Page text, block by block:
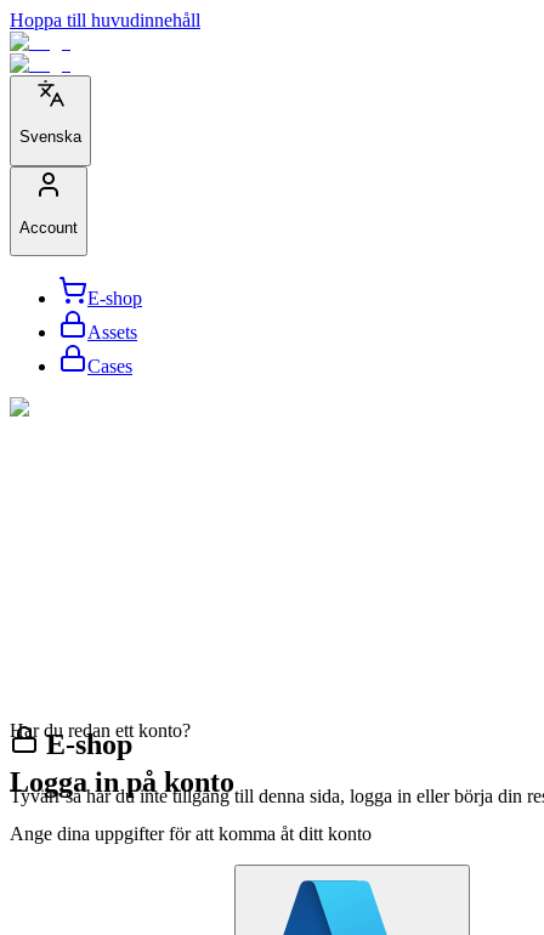
Hoppa till huvudinnehåll
Svenska
Account
E-shop
Assets
Cases
E-shop
Tyvärr så har du inte tillgång till denna sida, logga in eller börja din
Har du redan ett konto?
Logga in på konto
Ange dina uppgifter för att komma åt ditt konto